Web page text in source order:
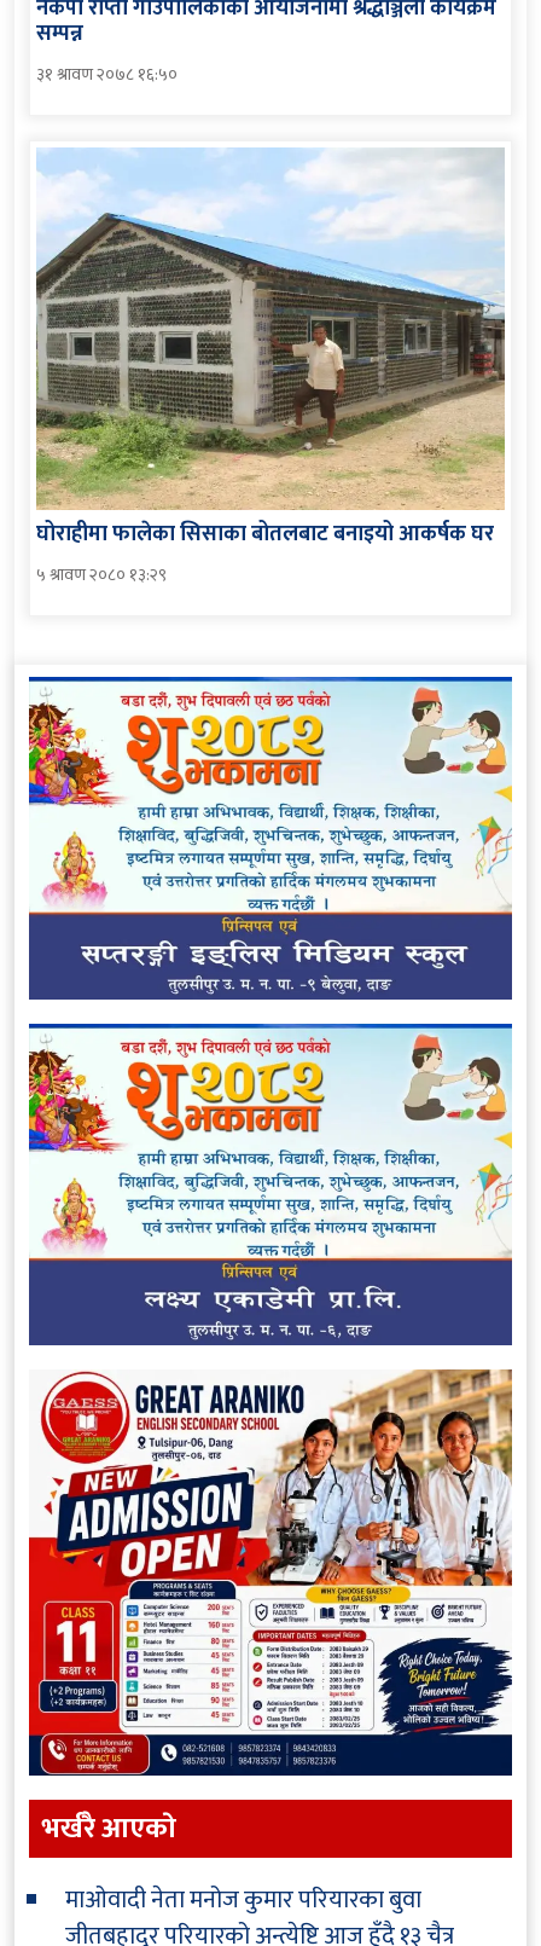
नेकपा राप्ती गाउपालिकाकाे आयाेजनामा श्रद्धाञ्जली कार्यक्रम
सम्पन्न
३१ श्रावण २०७८ १६:५०
घोराहीमा फालेका सिसाका बोतलबाट बनाइयो आकर्षक घर
५ श्रावण २०८० १३:२९
भर्खरै आएकाे
माओवादी नेता मनोज कुमार परियारका बुवा
जीतबहादुर परियारको अन्त्येष्टि आज हुँदै१३ चैत्र